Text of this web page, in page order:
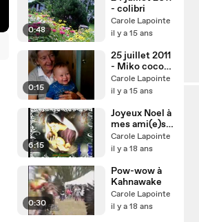
0:48
- colibri
Carole Lapointe
il y a 15 ans
0:15
25 juillet 2011
- Miko coco
rit
Carole Lapointe
il y a 15 ans
6:15
Joyeux Noel à
mes ami(e)s
Dailymotion
xoxo
Carole Lapointe
il y a 18 ans
0:30
Pow-wow à
Kahnawake
Carole Lapointe
il y a 18 ans